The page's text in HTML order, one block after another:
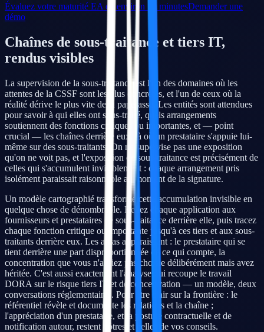
Évaluez votre maturité EA en environ 10 minutesDemander une
démo
Chaînes de sous-traitance et tiers IT,
rendus visibles
La supervision de la sous-traitance est l'un des domaines où les
attentes de la CSSF sont les plus concrètes, et l'un de ceux où la
réalité dérive le plus vite de la paperasse. Les entités sont attendues
pour savoir à qui elles ont sous-traité, quels arrangements
soutiennent des fonctions critiques ou importantes, et — point
crucial — les chaînes derrière eux, là où un prestataire s'appuie lui-
même sur des sous-traitants. On ne supervise pas une exposition
qu'on ne voit pas, et l'exposition de sous-traitance est précisément de
celles qui s'accumulent invisiblement : chaque arrangement pris
isolément paraissait raisonnable au moment de la signature.
Un modèle cartographié transforme cette accumulation invisible en
quelque chose de dénombrable. Reliez chaque application aux
fournisseurs et prestataires de sous-traitance derrière elle, puis tracez
chaque fonction critique ou importante jusqu'à ces tiers et aux sous-
traitants derrière eux. Les amas apparaissent : le prestataire qui se
tient derrière une part disproportionnée de ce qui compte, la
concentration que vous n'auriez pas choisie délibérément mais avez
héritée. C'est aussi exactement l'analyse qui recoupe le travail
DORA sur le risque tiers IT et de concentration — un modèle, deux
conversations réglementaires. Pour être clair sur la frontière : le
référentiel révèle et documente les relations et la chaîne ;
l'appréciation d'un prestataire, et la posture contractuelle et de
notification autour, restent vôtres et celles de vos conseils.